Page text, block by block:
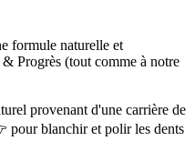
formule naturelle et
Progrès (tout comme à notre
provenant d'une carrière de
pour blanchir et polir les dents